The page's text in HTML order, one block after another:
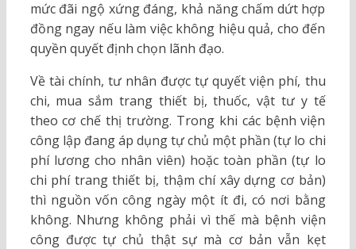
mức đãi ngộ xứng đáng, khả năng chấm dứt hợp
đồng ngay nếu làm việc không hiệu quả, cho đến
quyền quyết định chọn lãnh đạo.
Về tài chính, tư nhân được tự quyết viện phí, thu
chi, mua sắm trang thiết bị, thuốc, vật tư y tế
theo cơ chế thị trường. Trong khi các bệnh viện
công lập đang áp dụng tự chủ một phần (tự lo chi
phí lương cho nhân viên) hoặc toàn phần (tự lo
chi phí trang thiết bị, thậm chí xây dựng cơ bản)
thì nguồn vốn công ngày một ít đi, có nơi bằng
không. Nhưng không phải vì thế mà bệnh viện
công được tự chủ thật sự mà cơ bản vẫn kẹt